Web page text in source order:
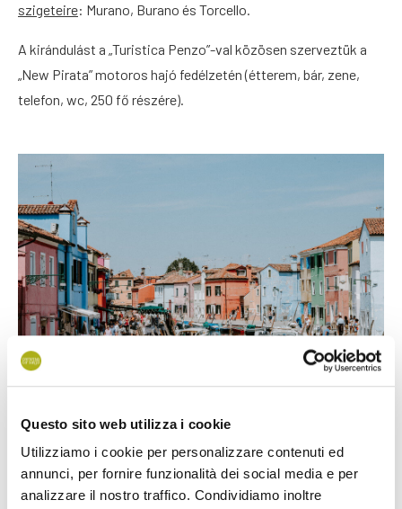
Questo sito web utilizza i cookie
Utilizziamo i cookie per personalizzare contenuti ed
annunci, per fornire funzionalità dei social media e per
analizzare il nostro traffico. Condividiamo inoltre
szigeteire: Murano, Burano és Torcello.
A kirándulást a „Turistica Penzo”-val közösen szerveztük a
„New Pirata” motoros hajó fedélzetén (étterem, bár, zene,
telefon, wc, 250 fő részére).
Részletek:
Hétfő, kedd, szerda és csütörtök, 9.30-17.00.
Felnőttek: 25.00€, gyermekek 6-12 év: 15.00€, 0-5 év: